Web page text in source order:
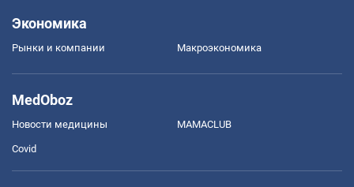
Экономика
Рынки и компании Mакроэкономика
MedOboz
Новости медицины MAMACLUB
Covid